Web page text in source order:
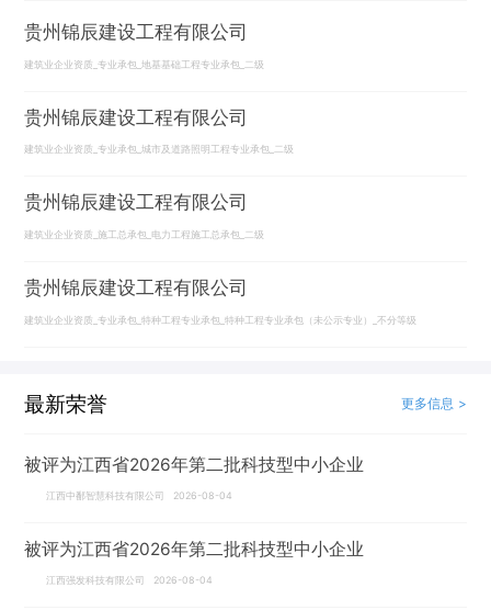
贵州锦辰建设工程有限公司
建筑业企业资质_专业承包_地基基础工程专业承包_二级
贵州锦辰建设工程有限公司
建筑业企业资质_专业承包_城市及道路照明工程专业承包_二级
贵州锦辰建设工程有限公司
建筑业企业资质_施工总承包_电力工程施工总承包_二级
贵州锦辰建设工程有限公司
建筑业企业资质_专业承包_特种工程专业承包_特种工程专业承包（未公示专业）_不分等级
最新荣誉 更多信息 >
被评为江西省2026年第二批科技型中小企业
江西中鄱智慧科技有限公司 2026-08-04
被评为江西省2026年第二批科技型中小企业
江西强发科技有限公司 2026-08-04